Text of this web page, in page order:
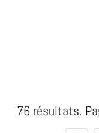
76 résultats.